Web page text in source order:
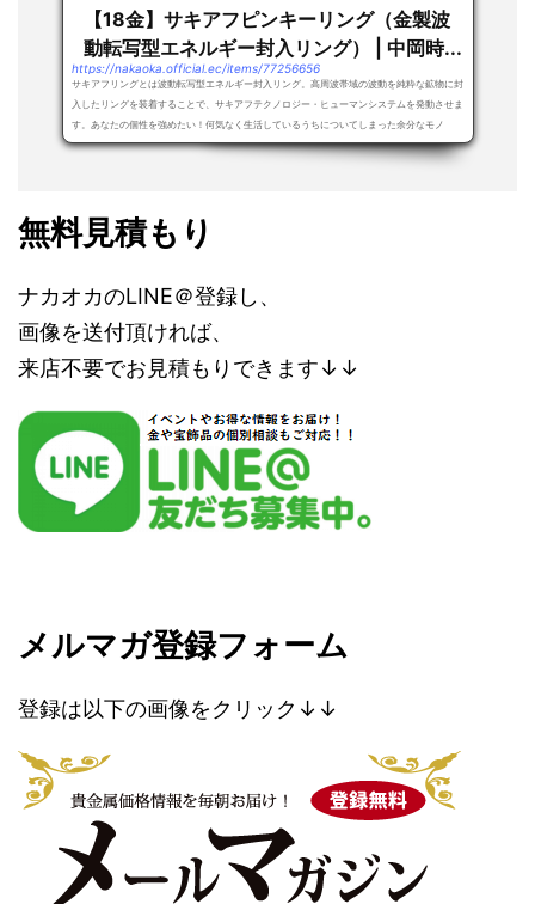
【18金】サキアフピンキーリング（金製波
動転写型エネルギー封入リング） | 中岡時...
https://nakaoka.official.ec/items/77256656
サキアフリングとは波動転写型エネルギー封入リング。高周波帯域の波動を純粋な鉱物に封
入したリングを装着することで、サキアフテクノロジー・ヒューマンシステムを発動させま
す。あなたの個性を強めたい！何気なく生活しているうちについてしまった余分なモノ
（ノ...
無料見積もり
ナカオカのLINE＠登録し、
画像を送付頂ければ、
来店不要でお見積もりできます↓↓
メルマガ登録フォーム
登録は以下の画像をクリック↓↓